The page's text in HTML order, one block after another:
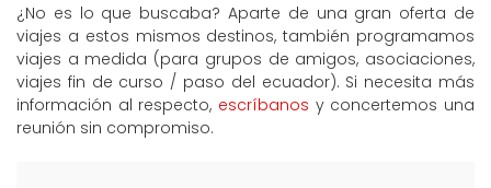
¿No es lo que buscaba? Aparte de una gran oferta de
viajes a estos mismos destinos, también programamos
viajes a medida (para grupos de amigos, asociaciones,
viajes fin de curso / paso del ecuador). Si necesita más
información al respecto, escríbanos y concertemos una
reunión sin compromiso.